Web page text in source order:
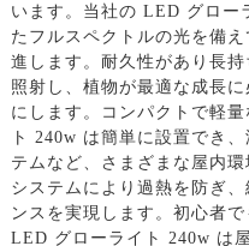
います。当社の LED グロー
たフルスペクトルの光を備
進します。耐久性があり長
照射し、植物が最適な成長
にします。コンパクトで軽
ト 240w は簡単に設置でき
テムなど、さまざまな屋内
システムにより過熱を防ぎ
ンスを実現します。初心者
LED グローライト 240w は